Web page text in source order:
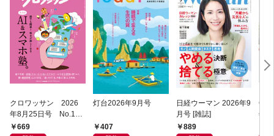
クロワッサン 2026
年8月25日号 No.117
1 [大人のAI＆スマホ
669
灯台2026年9月号
407
日経ウーマン 2026年9
月号 [雑誌]
889
年9